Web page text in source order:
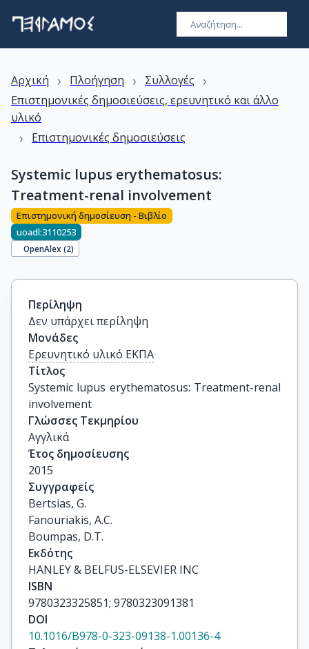
Αρχική › Πλοήγηση › Συλλογές ›
Επιστημονικές δημοσιεύσεις, ερευνητικό και άλλο
υλικό
› Επιστημονικές δημοσιεύσεις
Systemic lupus erythematosus:
Treatment-renal involvement
Επιστημονική δημοσίευση - Βιβλίο
uoadl:3110253
OpenAlex (2)
Περίληψη
Δεν υπάρχει περίληψη
Μονάδες
Ερευνητικό υλικό ΕΚΠΑ
Τίτλος
Systemic lupus erythematosus: Treatment-renal
involvement
Γλώσσες Τεκμηρίου
Αγγλικά
Έτος δημοσίευσης
2015
Συγγραφείς
Bertsias, G.
Fanouriakis, A.C.
Boumpas, D.T.
Εκδότης
HANLEY & BELFUS-ELSEVIER INC
ISBN
9780323325851; 9780323091381
DOI
10.1016/B978-0-323-09138-1.00136-4